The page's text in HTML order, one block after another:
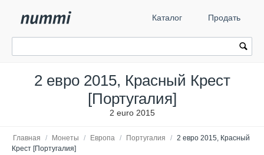
Каталог Продать
2 евро 2015, Красный Крест
[Португалия]
2 euro 2015
Главная / Монеты / Европа / Португалия / 2 евро 2015, Красный
Крест [Португалия]